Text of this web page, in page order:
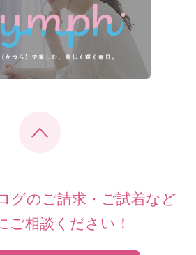
グのご請求・ご試着など
ご相談ください！